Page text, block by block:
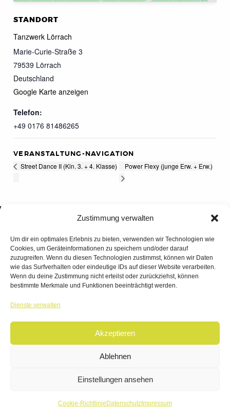
Zustimmung verwalten
Um dir ein optimales Erlebnis zu bieten, verwenden wir Technologien wie
Cookies, um Geräteinformationen zu speichern und/oder darauf
zuzugreifen. Wenn du diesen Technologien zustimmst, können wir Daten
wie das Surfverhalten oder eindeutige IDs auf dieser Website verarbeiten.
Wenn du deine Zustimmung nicht erteilst oder zurückziehst, können
bestimmte Merkmale und Funktionen beeinträchtigt werden.
Dienste verwalten
Akzeptieren
Ablehnen
Einstellungen ansehen
Cookie-Richtlinie Datenschutz Impressum
STANDORT
Tanzwerk Lörrach
Marie-Curie-Straße 3
79539 Lörrach
Deutschland
Google Karte anzeigen
Telefon:
+49 0176 81486265
VERANSTALTUNG-NAVIGATION
Street Dance II (Kin. 3. + 4. Klasse) Power Flexy (junge Erw. + Erw.)
© 2026 | TANZWERK
DATENSCHUTZ